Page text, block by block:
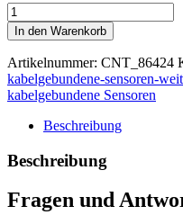
Temperatursensor
für
Außenbereich
Menge
In den Warenkorb
Artikelnummer: CNT_86424
kabelgebundene-sensoren-
kabelgebundene Sensoren
Beschreibung
Beschreibung
Fragen und